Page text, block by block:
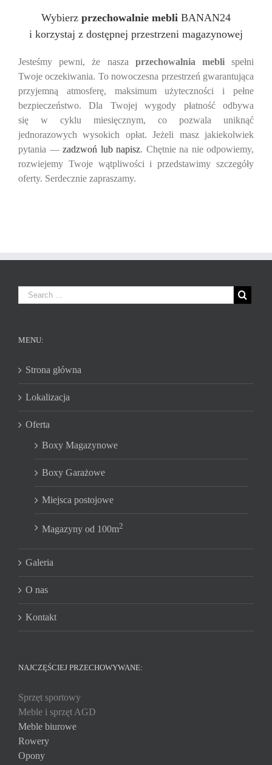
Wybierz przechowalnie mebli BANAN24
i korzystaj z dostępnej przestrzeni magazynowej
Jesteśmy pewni, że nasza przechowalnia meblispełni
Twoje oczekiwania. To nowoczesna przestrzeń gwarantująca
przyjemną atmosferę, maksimum użyteczności i pełne
bezpieczeństwo. Dla Twojej wygody płatność odbywa
się w cyklu miesięcznym, co pozwala uniknąć
jednorazowych wysokich opłat. Jeżeli masz jakiekolwiek
pytania — zadzwoń lub napisz. Chętnie na nie odpowiemy,
rozwiejemy Twoje wątpliwości i przedstawimy szczegóły
oferty. Serdecznie zapraszamy.
MENU:
Strona główna
Lokalizacja
Oferta
Boxy Magazynowe
Boxy Garażowe
Miejsca postojowe
Magazyny od 100m2
Galeria
O nas
Kontakt
NAJCZĘŚCIEJ PRZECHOWYWANE:
Sprzęt sportowy
Meble i sprzęt AGD
Meble biurowe
Rowery
Opony